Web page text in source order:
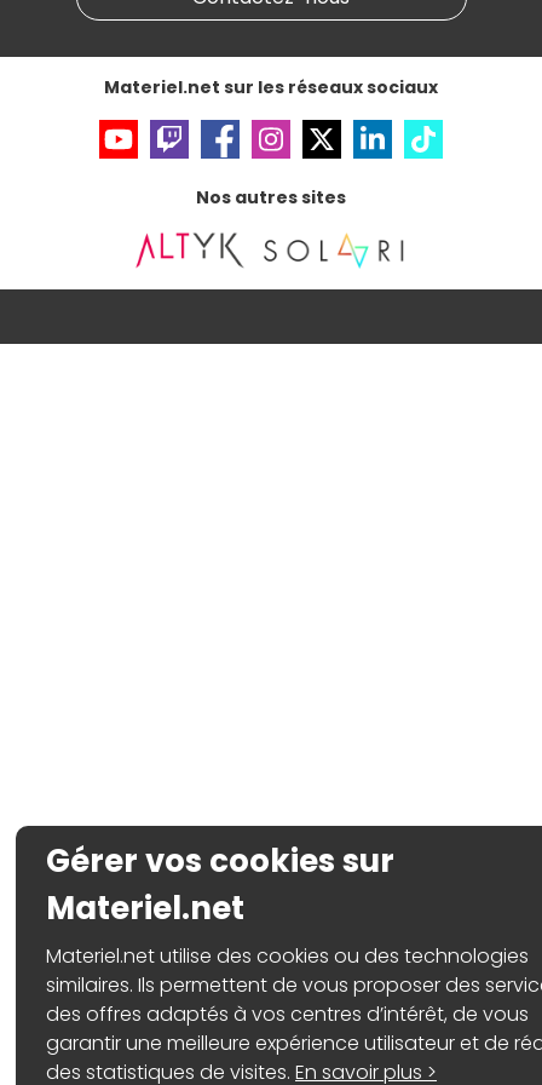
Données personnelles
Accessibilité : non conforme
Materiel.net sur les réseaux sociaux
Nos autres sites
Gérer vos cookies sur
Materiel.net
Materiel.net utilise des cookies ou des technologies
similaires. Ils permettent de vous proposer des
des offres adaptés à vos centres d’intérêt, de vous
garantir une meilleure expérience utilisateur et de
des statistiques de visites.En savoir plus >